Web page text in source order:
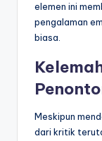
elemen ini
pengalaman
biasa.
Meskipun
dari kritik